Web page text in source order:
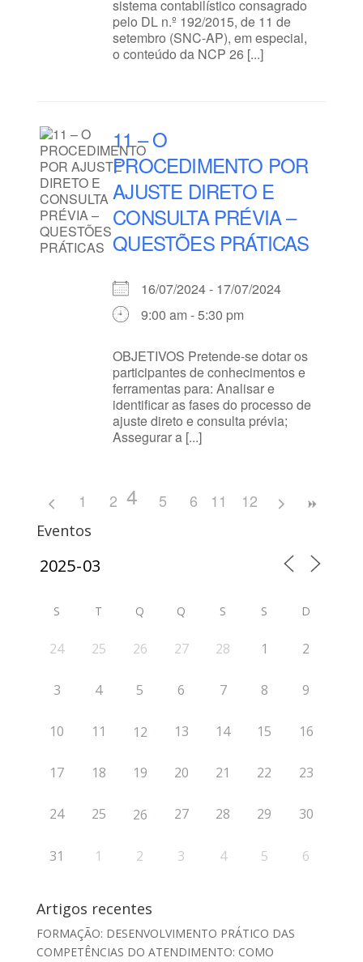
sistema contabilístico consagrado
pelo DL n.º 192/2015, de 11 de
setembro (SNC-AP), em especial,
o conteúdo da NCP 26 [...]
11 – O
PROCEDIMENTO POR
AJUSTE DIRETO E
CONSULTA PRÉVIA –
QUESTÕES PRÁTICAS
16/07/2024 - 17/07/2024
9:00 am - 5:30 pm
OBJETIVOS Pretende-se dotar os
participantes de conhecimentos e
ferramentas para: Analisar e
identificar as fases do processo de
ajuste direto e consulta prévia;
Assegurar a [...]
1 2 4 5 6 7 8 9 10
11 12
Eventos
S T Q Q S S D
24 25 26 27 28 1 2
3 4 5 6 7 8 9
10 11 12 13 14 15 16
17 18 19 20 21 22 23
24 25 26 27 28 29 30
31 1 2 3 4 5 6
Artigos recentes
FORMAÇÃO: DESENVOLVIMENTO PRÁTICO DAS
COMPETÊNCIAS DO ATENDIMENTO: COMO